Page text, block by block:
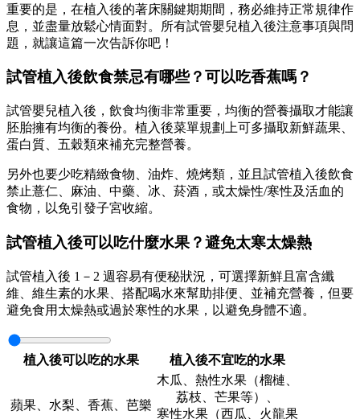
重要的是，在植入後的著床關鍵期期間，務必維持正常規律作
息，並盡量放鬆心情面對。所有試管嬰兒植入後注意事項與問
題，就讓這篇一次告訴你吧！
試管植入後飲食禁忌有哪些？可以吃香蕉嗎？
試管嬰兒植入後，飲食均衡非常重要，均衡的營養攝取才能讓
胚胎擁有均衡的養份。植入後菜單規劃上可多攝取新鮮蔬果、
蛋白質、五穀類來補充完整營養。
另外也要少吃精緻食物、油炸、燒烤類，並且試管植入後飲食
禁止薏仁、麻油、中藥、冰、菸酒，或太燥性/寒性及活血的
食物，以免引發子宮收縮。
試管植入後可以吃什麼水果？避免太寒太燥熱
試管植入後 1－2 週容易有便秘狀況，可選擇新鮮且富含纖
維、維生素的水果、搭配喝水來幫助排便、並補充營養，但要
避免食用太燥熱或過於寒性的水果，以避免身體不適。
植入後可以吃的水果 植入後不宜吃的水果
蘋果、水梨、香蕉、芭樂
木瓜、熱性水果（榴槤、
荔枝、芒果等）、
寒性水果（西瓜、火龍果